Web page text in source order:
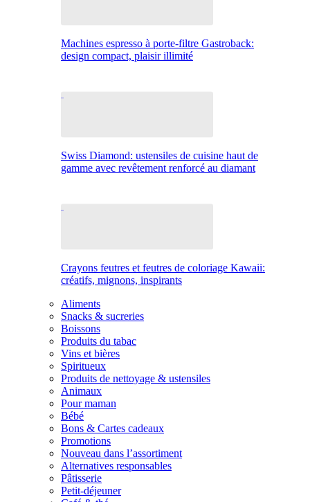
Machines espresso à porte-filtre Gastroback:
design compact, plaisir illimité
Swiss Diamond: ustensiles de cuisine haut de
gamme avec revêtement renforcé au diamant
Crayons feutres et feutres de coloriage Kawaii:
créatifs, mignons, inspirants
Aliments
Snacks & sucreries
Boissons
Produits du tabac
Vins et bières
Spiritueux
Produits de nettoyage & ustensiles
Animaux
Pour maman
Bébé
Bons & Cartes cadeaux
Promotions
Nouveau dans l’assortiment
Alternatives responsables
Pâtisserie
Petit-déjeuner